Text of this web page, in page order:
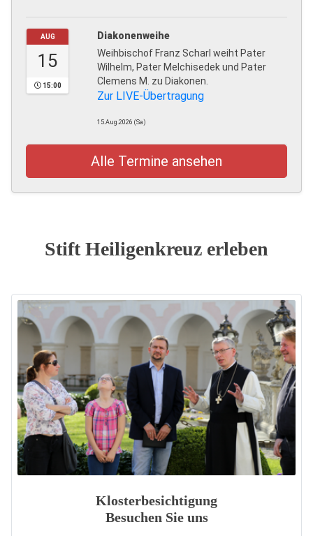
AUG
15
15:00
Diakonenweihe
Weihbischof Franz Scharl weiht Pater
Wilhelm, Pater Melchisedek und Pater
Clemens M. zu Diakonen.
Zur LIVE-Übertragung
15.Aug.2026 (Sa)
Alle Termine ansehen
Stift Heiligenkreuz erleben
Klosterbesichtigung
Besuchen Sie uns